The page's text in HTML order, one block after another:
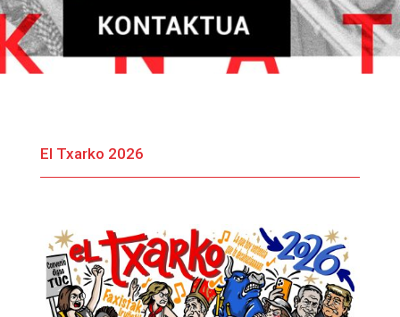
El Txarko 2026